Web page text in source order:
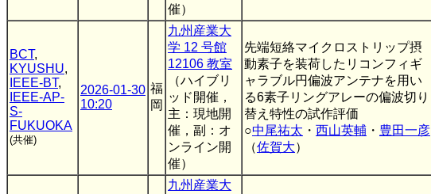
催）
BCT,
KYUSHU,
IEEE-BT,
IEEE-AP-
S-
FUKUOKA
(共催)
2026-01-30
10:20
福
岡
九州産業大
学 12 号館
12106 教室
（ハイブリ
ッド開催，
主：現地開
催，副：オ
ンライン開
催）
先端短絡マイクロストリップ摂
動素子を装荷したリコンフィギ
ャラブル円偏波アンテナを用い
る6素子リングアレーの偏波切り
替え特性の試作評価
○中尾祐太 ・ 西山英輔 ・ 豊田一彦
（佐賀大）
九州産業大